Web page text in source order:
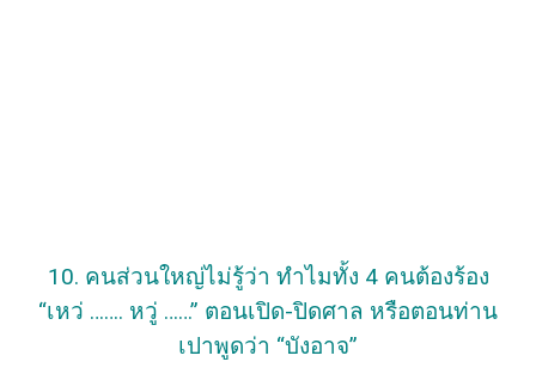
10. คนส่วนใหญ่ไม่รู้ว่า ทำไมทั้ง 4 คนต้องร้อง
“เหว่ ……. หวู่ ……” ตอนเปิด-ปิดศาล หรือตอนท่าน
เปาพูดว่า “บังอาจ”